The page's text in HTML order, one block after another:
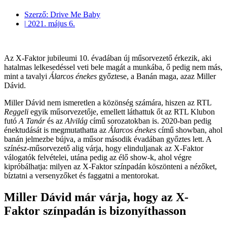
Szerző: Drive Me Baby
| 2021. május 6.
Az X-Faktor jubileumi 10. évadában új műsorvezető érkezik, aki
hatalmas lelkesedéssel veti bele magát a munkába, ő pedig nem más,
mint a tavalyi Álarcos énekes győztese, a Banán maga, azaz Miller
Dávid.
Miller Dávid nem ismeretlen a közönség számára, hiszen az RTL
Reggeli egyik műsorvezetője, emellett láthattuk őt az RTL Klubon
futó A Tanárés az Alvilág című sorozatokban is. 2020-ban pedig
énektudását is megmutathatta az Álarcos énekes című showban, ahol
banán jelmezbe bújva, a műsor második évadában győztes lett. A
színész-műsorvezető alig várja, hogy elinduljanak az X-Faktor
válogatók felvételei, utána pedig az élő show-k, ahol végre
kipróbálhatja: milyen az X-Faktor színpadán köszönteni a nézőket,
bíztatni a versenyzőket és faggatni a mentorokat.
Miller Dávid már várja, hogy az X-
Faktor színpadán is bizonyíthasson